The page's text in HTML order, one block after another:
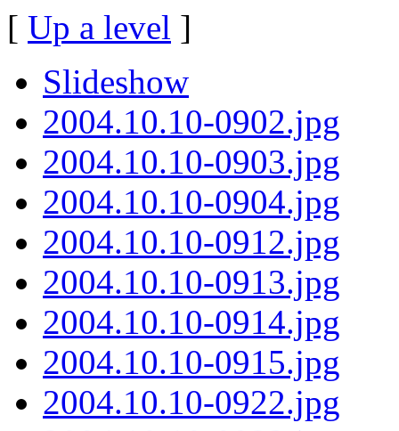
[ Up a level ]
Slideshow
2004.10.10-0902.jpg
2004.10.10-0903.jpg
2004.10.10-0904.jpg
2004.10.10-0912.jpg
2004.10.10-0913.jpg
2004.10.10-0914.jpg
2004.10.10-0915.jpg
2004.10.10-0922.jpg